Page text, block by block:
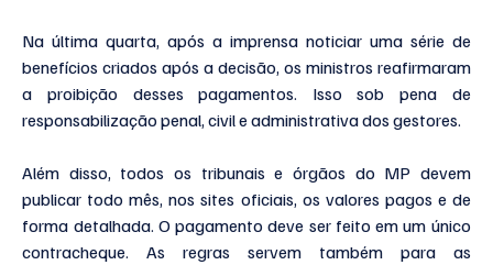
Na última quarta, após a imprensa noticiar uma série de
benefícios criados após a decisão, os ministros reafirmaram
a proibição desses pagamentos. Isso sob pena de
responsabilização penal, civil e administrativa dos gestores.
Além disso, todos os tribunais e órgãos do MP devem
publicar todo mês, nos sites oficiais, os valores pagos e de
forma detalhada. O pagamento deve ser feito em um único
contracheque. As regras servem também para as